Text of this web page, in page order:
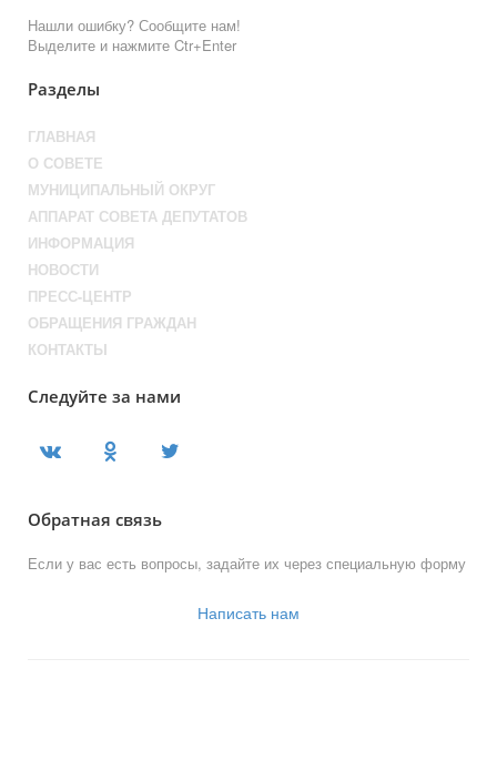
Нашли ошибку? Сообщите нам!
Выделите и нажмите Ctr+Enter
Разделы
ГЛАВНАЯ
О СОВЕТЕ
МУНИЦИПАЛЬНЫЙ ОКРУГ
АППАРАТ СОВЕТА ДЕПУТАТОВ
ИНФОРМАЦИЯ
НОВОСТИ
ПРЕСС-ЦЕНТР
ОБРАЩЕНИЯ ГРАЖДАН
КОНТАКТЫ
Следуйте за нами
Обратная связь
Если у вас есть вопросы, задайте их через специальную форму
Написать нам